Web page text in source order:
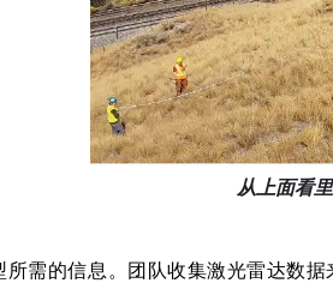
从上面看
需的信息。团队收集激光雷达数